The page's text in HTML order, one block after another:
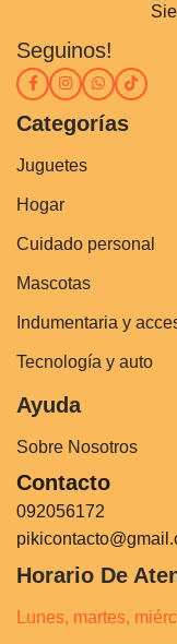
Seguinos!
Categorías
Juguetes
Hogar
Cuidado personal
Mascotas
Indumentaria y
Tecnología y auto
Ayuda
Sobre Nosotros
Contacto
092056172
Horario De
Lunes, martes,